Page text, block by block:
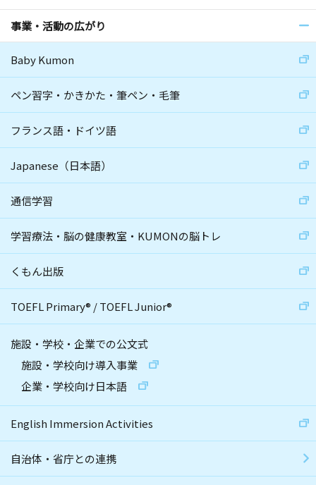
事業・活動の広がり
Baby Kumon
ペン習字・かきかた・筆ペン・毛筆
フランス語・ドイツ語
Japanese（日本語）
通信学習
学習療法・脳の健康教室・KUMONの脳トレ
くもん出版
TOEFL Primary® /TOEFL Junior®
施設・学校・企業での公文式
施設・学校向け導入事業
企業・学校向け日本語
English Immersion Activities
自治体・省庁との連携